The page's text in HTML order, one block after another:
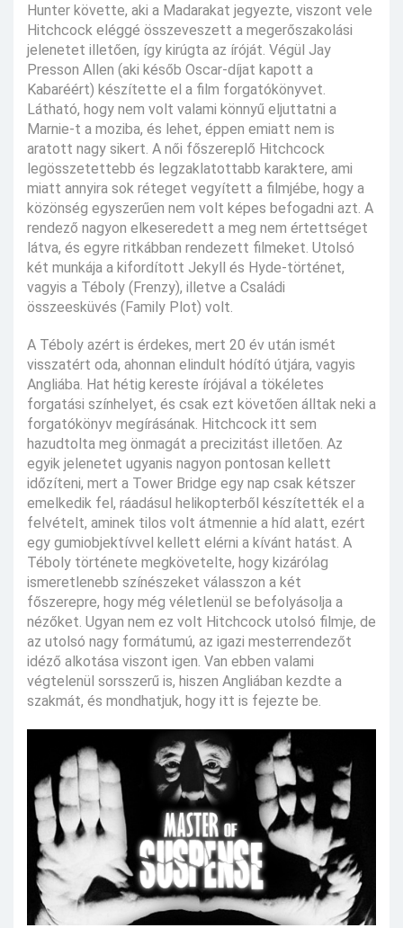
Hunter követte, aki a Madarakat jegyezte, viszont vele
Hitchcock eléggé összeveszett a megerőszakolási
jelenetet illetően, így kirúgta az íróját. Végül Jay
Presson Allen (aki későb Oscar-díjat kapott a
Kabaréért) készítette el a film forgatókönyvet.
Látható, hogy nem volt valami könnyű eljuttatni a
Marnie-t a moziba, és lehet, éppen emiatt nem is
aratott nagy sikert. A női főszereplő Hitchcock
legösszetettebb és legzaklatottabb karaktere, ami
miatt annyira sok réteget vegyített a filmjébe, hogy a
közönség egyszerűen nem volt képes befogadni azt. A
rendező nagyon elkeseredett a meg nem értettséget
látva, és egyre ritkábban rendezett filmeket. Utolsó
két munkája a kifordított Jekyll és Hyde-történet,
vagyis a Téboly (Frenzy), illetve a Családi
összeesküvés (Family Plot) volt.
A Téboly azért is érdekes, mert 20 év után ismét
visszatért oda, ahonnan elindult hódító útjára, vagyis
Angliába. Hat hétig kereste írójával a tökéletes
forgatási színhelyet, és csak ezt követően álltak neki a
forgatókönyv megírásának. Hitchcock itt sem
hazudtolta meg önmagát a precizitást illetően. Az
egyik jelenetet ugyanis nagyon pontosan kellett
időzíteni, mert a Tower Bridge egy nap csak kétszer
emelkedik fel, ráadásul helikopterből készítették el a
felvételt, aminek tilos volt átmennie a híd alatt, ezért
egy gumiobjektívvel kellett elérni a kívánt hatást. A
Téboly története megkövetelte, hogy kizárólag
ismeretlenebb színészeket válasszon a két
főszerepre, hogy még véletlenül se befolyásolja a
nézőket. Ugyan nem ez volt Hitchcock utolsó filmje, de
az utolsó nagy formátumú, az igazi mesterrendezőt
idéző alkotása viszont igen. Van ebben valami
végtelenül sorsszerű is, hiszen Angliában kezdte a
szakmát, és mondhatjuk, hogy itt is fejezte be.